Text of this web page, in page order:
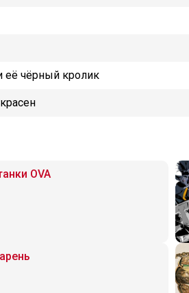
её чёрный кролик
OVA